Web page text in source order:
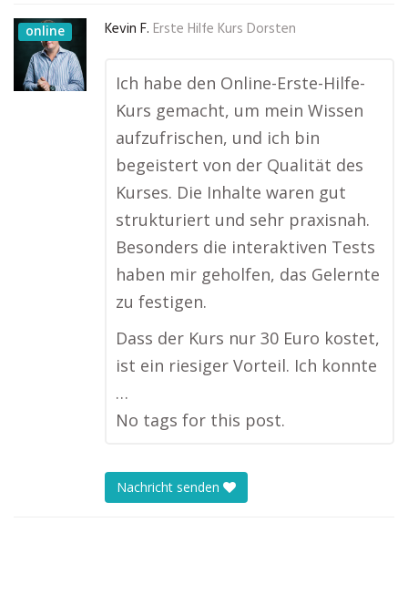
online Kevin F. Erste Hilfe Kurs Dorsten
Ich habe den Online-Erste-Hilfe-
Kurs gemacht, um mein Wissen
aufzufrischen, und ich bin
begeistert von der Qualität des
Kurses. Die Inhalte waren gut
strukturiert und sehr praxisnah.
Besonders die interaktiven Tests
haben mir geholfen, das Gelernte
zu festigen.
Dass der Kurs nur 30 Euro kostet,
ist ein riesiger Vorteil. Ich konnte
…
No tags for this post.
Nachricht senden